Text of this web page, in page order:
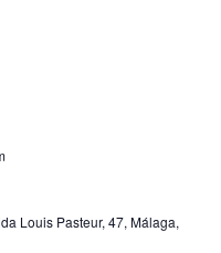
Louis Pasteur, 47, Málaga,